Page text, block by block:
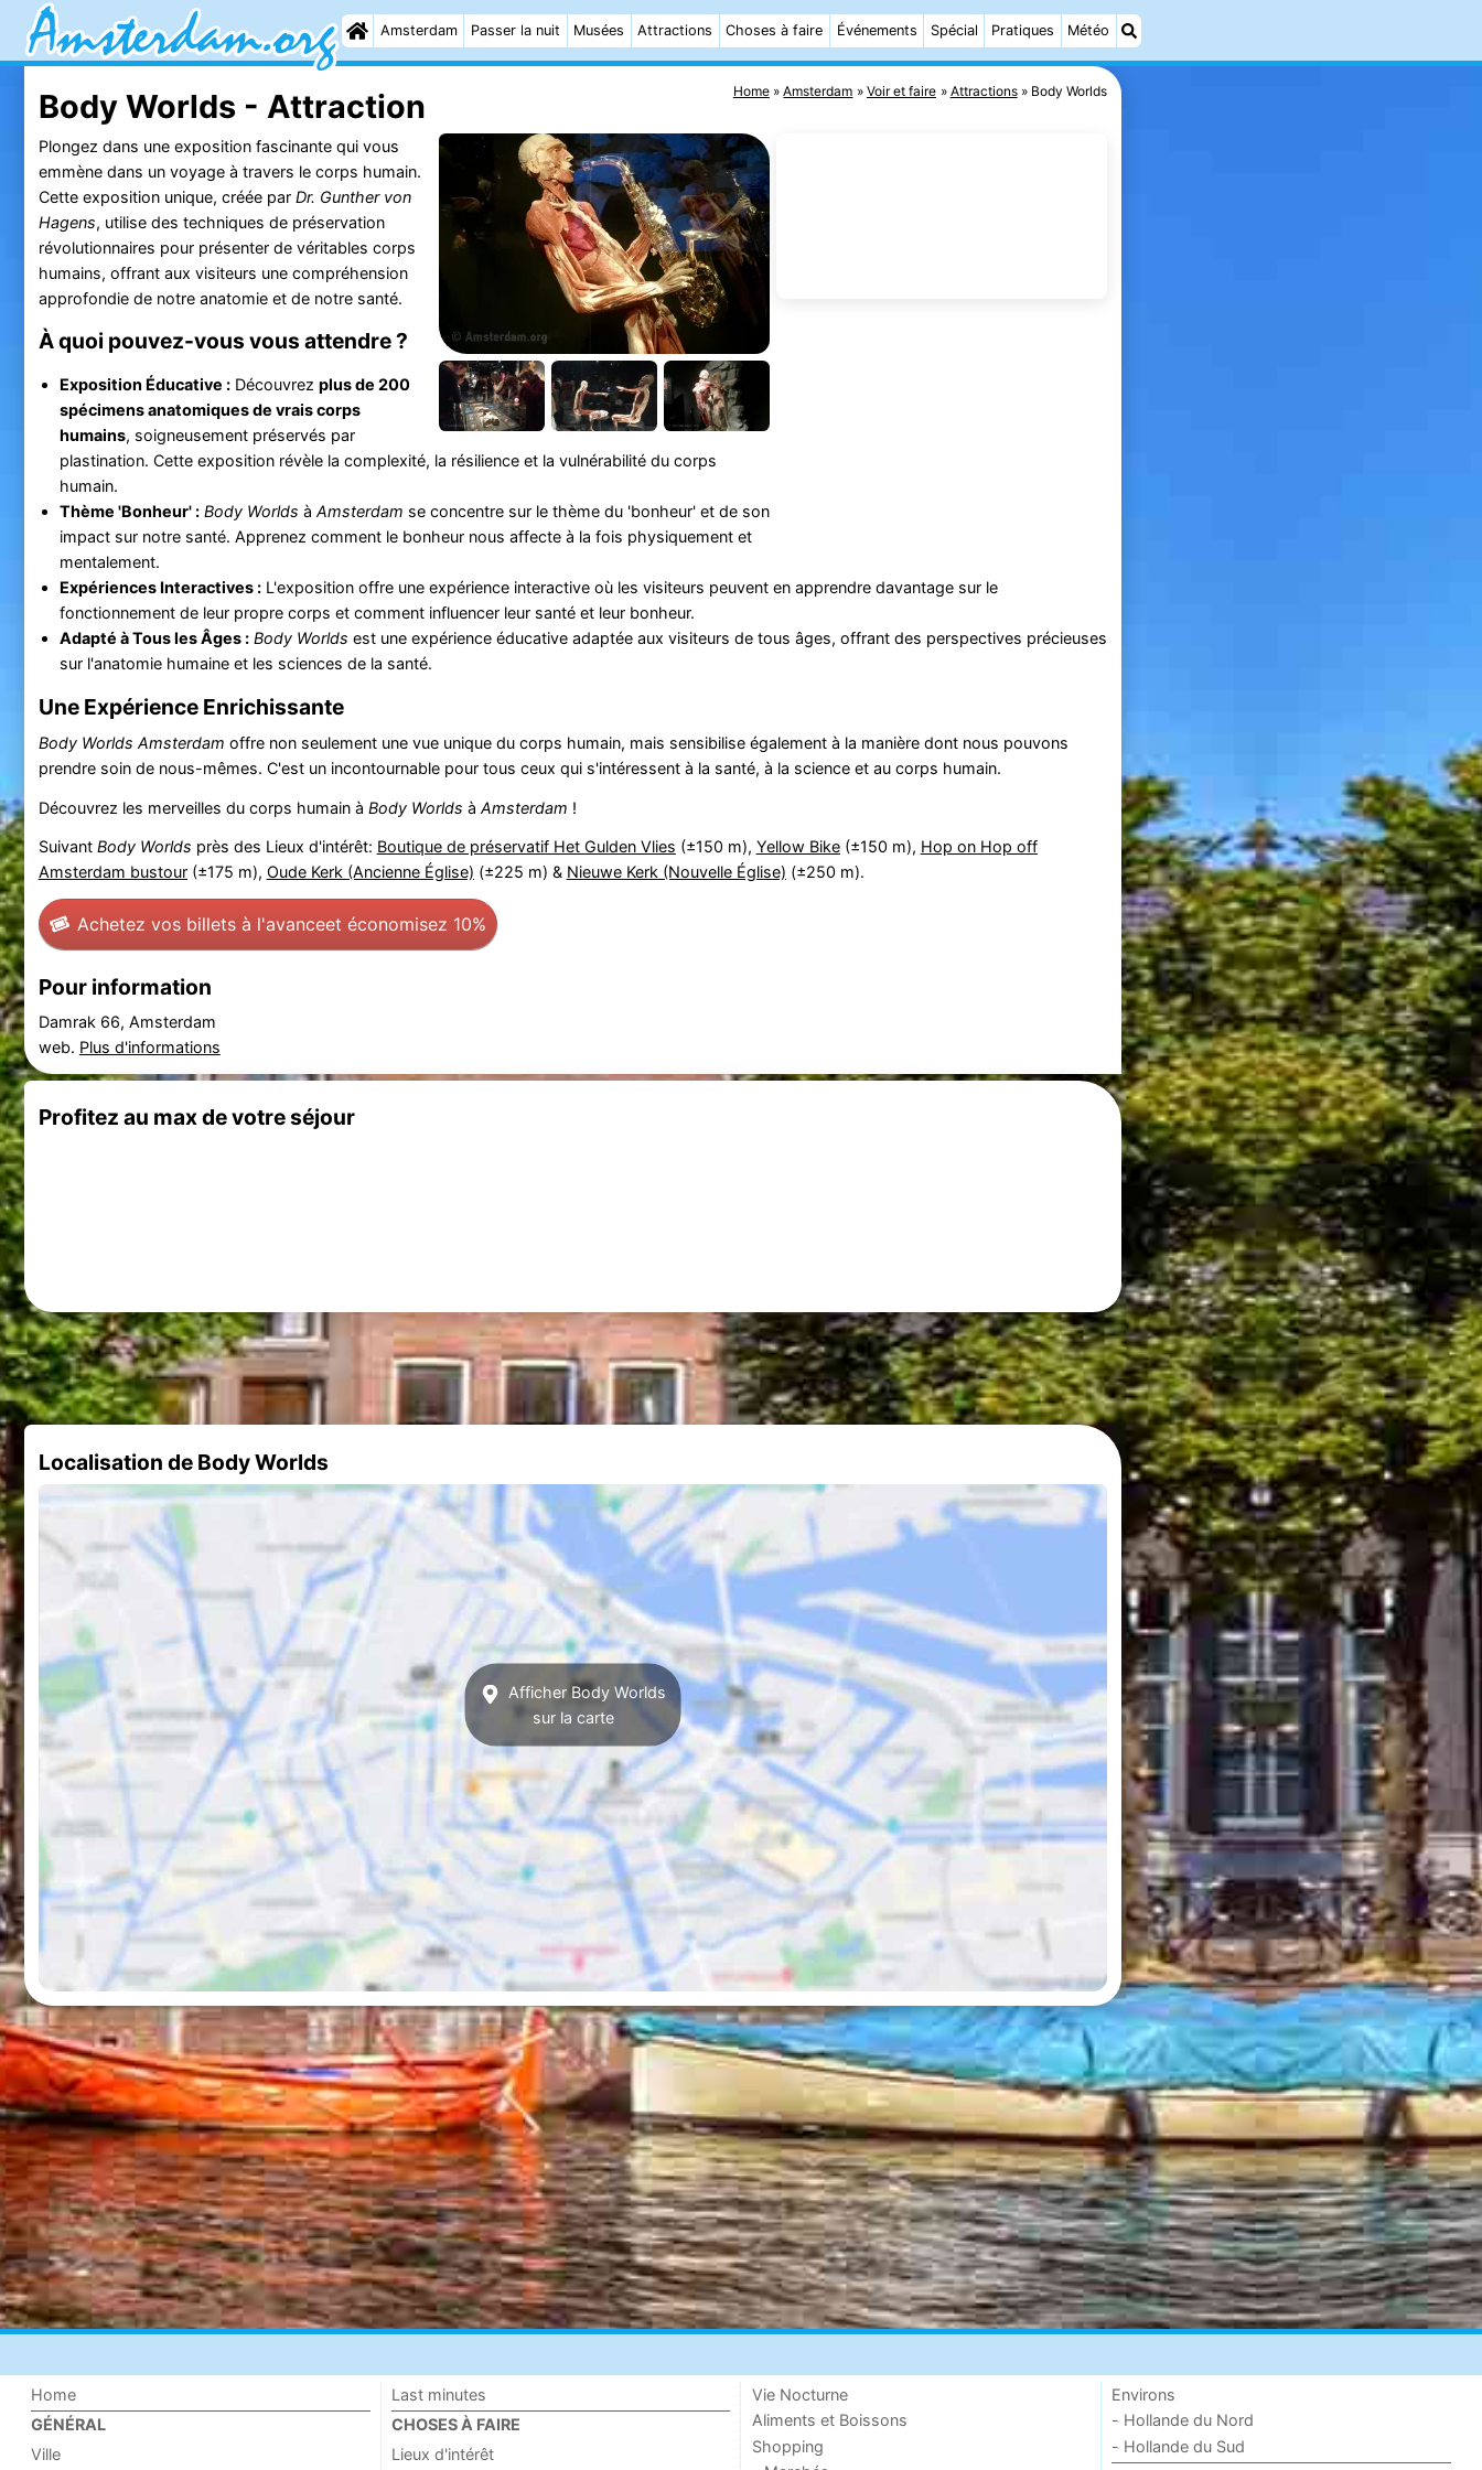
Amsterdam Passer la nuit Musées Attractions Choses à faire Événements Spécial Pratiques Météo
Home Amsterdam Voir et faire Attractions Body Worlds
Body Worlds - Attraction
Plongez dans une exposition fascinante qui vous
emmène dans un voyage à travers le corps humain.
Cette exposition unique, créée par Dr. Gunther von
Hagens, utilise des techniques de préservation
révolutionnaires pour présenter de véritables corps
humains, offrant aux visiteurs une compréhension
approfondie de notre anatomie et de notre santé.
À quoi pouvez-vous vous attendre ?
Exposition Éducative :Découvrez plus de 200
spécimens anatomiques de vrais corps
humains, soigneusement préservés par
plastination. Cette exposition révèle la complexité, la résilience et la vulnérabilité du corps
humain.
Thème 'Bonheur' : Body Worlds à Amsterdam se concentre sur le thème du 'bonheur' et de son
impact sur notre santé. Apprenez comment le bonheur nous affecte à la fois physiquement et
mentalement.
Expériences Interactives :L'exposition offre une expérience interactive où les visiteurs peuvent en apprendre davantage sur le
fonctionnement de leur propre corps et comment influencer leur santé et leur bonheur.
Adapté à Tous les Âges : Body Worlds est une expérience éducative adaptée aux visiteurs de tous âges, offrant des perspectives précieuses
sur l'anatomie humaine et les sciences de la santé.
Une Expérience Enrichissante
Body Worlds Amsterdam offre non seulement une vue unique du corps humain, mais sensibilise également à la manière dont nous pouvons
prendre soin de nous-mêmes. C'est un incontournable pour tous ceux qui s'intéressent à la santé, à la science et au corps humain.
Découvrez les merveilles du corps humain à Body Worlds à Amsterdam !
Suivant Body Worlds près des Lieux d'intérêt: Boutique de préservatif Het Gulden Vlies (±150 m), Yellow Bike(±150 m), Hop on Hop off
Amsterdam bustour(±175 m), Oude Kerk (Ancienne Église) (±225 m) & Nieuwe Kerk (Nouvelle Église) (±250 m).
Achetez vos billets à l'avanceet économisez 10%
Pour information
Damrak 66, Amsterdam
web. Plus d'informations
Profitez au max de votre séjour
Localisation de Body Worlds
Afficher Body Worlds
sur la carte
Home
GÉNÉRAL
Ville
Last minutes
CHOSES À FAIRE
Lieux d'intérêt
Vie Nocturne
Aliments et Boissons
Shopping
Environs
- Hollande du Nord
- Hollande du Sud